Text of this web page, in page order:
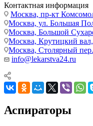
Контактная информация
Москва, пр-кт
Москва, ул. Большая
Москва, Большой
Москва, Крутицкий вал,
Москва, Столярный
info@lekarstva24.ru
Аспираторы